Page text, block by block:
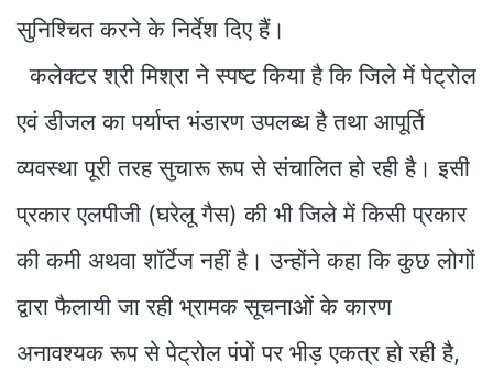
सुनिश्चित करने के निर्देश दिए हैं।
कलेक्टर श्री मिश्रा ने स्पष्ट किया है कि जिले में पेट्रोल
एवं डीजल का पर्याप्त भंडारण उपलब्ध है तथा आपूर्ति
व्यवस्था पूरी तरह सुचारू रूप से संचालित हो रही है। इसी
प्रकार एलपीजी (घरेलू गैस) की भी जिले में किसी प्रकार
की कमी अथवा शॉर्टेज नहीं है। उन्होंने कहा कि कुछ लोगों
द्वारा फैलायी जा रही भ्रामक सूचनाओं के कारण
अनावश्यक रूप से पेट्रोल पंपों पर भीड़ एकत्र हो रही है,